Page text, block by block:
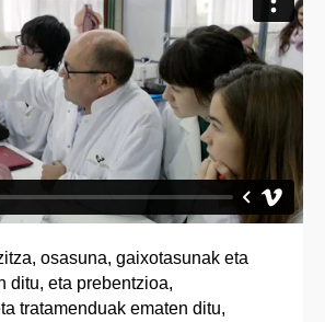
osasuna, gaixotasunak eta
ditu, eta prebentzioa,
tratamenduak ematen ditu,